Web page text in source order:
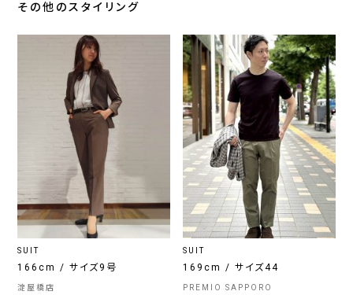
その他のスタイリング
SUIT
166cm / サイズ9号
淀屋橋店
SUIT
169cm / サイズ44
PREMIO SAPPORO